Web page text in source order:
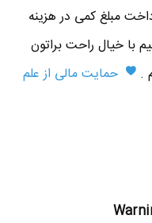
مبلغ کمی در هزینه
با خیال راحت براتون
.
حمایت مالی از علم